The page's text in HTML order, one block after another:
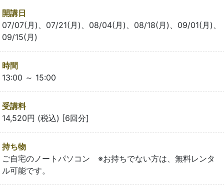
開講日
07/07(月)、07/21(月)、08/04(月)、08/18(月)、09/01(月)、
09/15(月)
時間
13:00 ～ 15:00
受講料
14,520円 (税込) [6回分]
持ち物
ご自宅のノートパソコン ※お持ちでない方は、無料レンタ
ル可能です。